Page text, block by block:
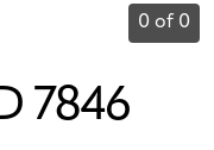
0 of 0
7846